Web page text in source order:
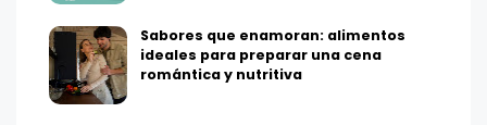
Sabores que enamoran: alimentos
ideales para preparar una cena
romántica y nutritiva